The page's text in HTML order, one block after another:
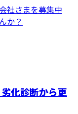
社さまを募集中
か？
化診断から更